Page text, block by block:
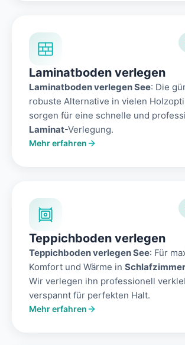
Laminatboden verlegen
Laminatboden verlegen See: Die
robuste Alternative in vielen
sorgen für eine schnelle und
Laminat-Verlegung.
Mehr erfahren
Teppichboden verlegen
Teppichboden verlegen See: Für
Komfort und Wärme in Schlafzimmer
Wir verlegen ihn professionell
verspannt für perfekten Halt.
Mehr erfahren